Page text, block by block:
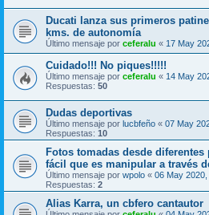
Ducati lanza sus primeros
kms. de autonomía
Último mensaje por ceferalu « 17 May
Cuidado!!! No piques!!!!!
Último mensaje por ceferalu « 14 May
Respuestas: 50
Dudas deportivas
Último mensaje por lucbfeño « 07 May
Respuestas: 10
Fotos tomadas desde
fácil que es manipular a través
Último mensaje por wpolo « 06 May 2020,
Respuestas: 2
Alias Karra, un cbfero cantautor